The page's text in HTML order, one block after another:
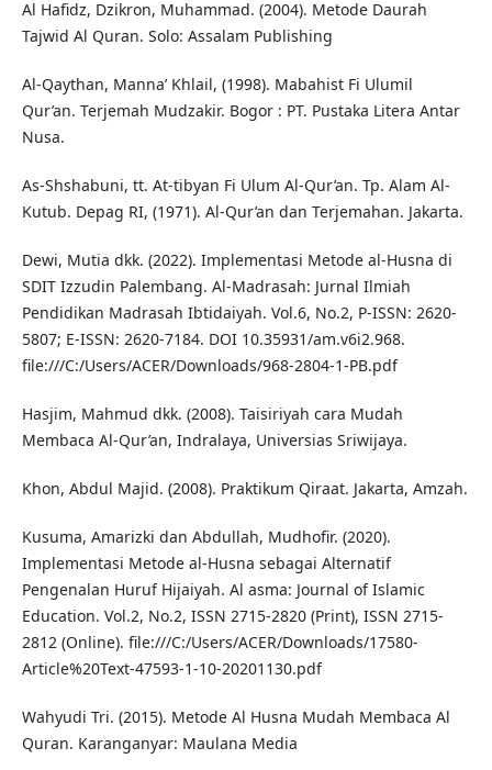
Al Hafidz, Dzikron, Muhammad. (2004). Metode Daurah
Tajwid Al Quran. Solo: Assalam Publishing
Al-Qaythan, Manna’ Khlail, (1998). Mabahist Fi Ulumil
Qur’an. Terjemah Mudzakir. Bogor : PT. Pustaka Litera Antar
Nusa.
As-Shshabuni, tt. At-tibyan Fi Ulum Al-Qur’an. Tp. Alam Al-
Kutub. Depag RI, (1971). Al-Qur’an dan Terjemahan. Jakarta.
Dewi, Mutia dkk. (2022). Implementasi Metode al-Husna di
SDIT Izzudin Palembang. Al-Madrasah: Jurnal Ilmiah
Pendidikan Madrasah Ibtidaiyah. Vol.6, No.2, P-ISSN: 2620-
5807; E-ISSN: 2620-7184. DOI 10.35931/am.v6i2.968.
file:///C:/Users/ACER/Downloads/968-2804-1-PB.pdf
Hasjim, Mahmud dkk. (2008). Taisiriyah cara Mudah
Membaca Al-Qur’an, Indralaya, Universias Sriwijaya.
Khon, Abdul Majid. (2008). Praktikum Qiraat. Jakarta, Amzah.
Kusuma, Amarizki dan Abdullah, Mudhofir. (2020).
Implementasi Metode al-Husna sebagai Alternatif
Pengenalan Huruf Hijaiyah. Al asma: Journal of Islamic
Education. Vol.2, No.2, ISSN 2715-2820 (Print), ISSN 2715-
2812 (Online). file:///C:/Users/ACER/Downloads/17580-
Article%20Text-47593-1-10-20201130.pdf
Wahyudi Tri. (2015). Metode Al Husna Mudah Membaca Al
Quran. Karanganyar: Maulana Media